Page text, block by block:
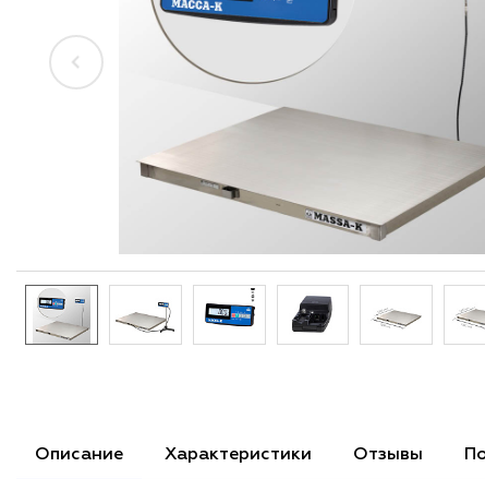
Описание Характеристики Отзывы